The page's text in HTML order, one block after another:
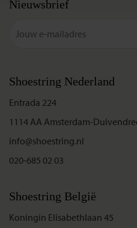
Nieuwsbrief
Shoestring Nederland
Entrada 224
1114 AA Amsterdam-
info@shoestring.nl
020-685 02 03
Shoestring België
Koningin Elisabethlaan 45